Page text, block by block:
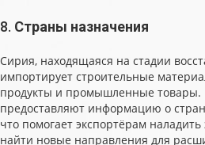
8. Страны назначения
Сирия, находящаяся на стадии
импортирует строительные
продукты и промышленные
предоставляют информацию о
что помогает экспортёрам
найти новые направления для